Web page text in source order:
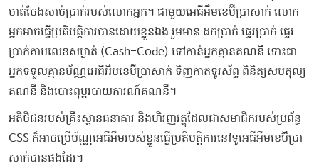
ចាត់ចែង​សាច់ប្រាក់​របស់​លោកអ្នក​។​ ​ជាមួយ​អេ​ធី​អឹ​ម​ខេ​ប៊ី​ប្រា​សាក់​ ​លោក
អ្នក​អាច​ធ្វើ​ប្រតិបត្តិការ​បាន​ដោយខ្លួនឯង​ ​រួម​មាន​ ​ដកប្រាក់​ ​ផ្ទេរ​ប្រាក់​ ​ផ្ទេរ​
ប្រាក់​តាម​លេខ​សម្ងាត់​ (​Cash​-​Code​) ​ទៅកាន់​អ្នក​គ្មាន​គណនី​ ​ទោះ​ជា​
អ្នកទទួល​គ្មាន​ប័ណ្ណ​អេ​ធី​អឹ​ម​ខេ​ប៊ី​ប្រា​សាក់​ ​ទិញ​កាត​ទូរស័ព្ទ​ ​ពិនិត្យ​សមតុល្យ​
គណនី​ ​និង​បោះពុម្ព​របាយការណ៍​គណនី​។​
អតិថិជន​របស់​គ្រឹះស្ថាន​ធនាគារ​ ​និង​ហិរញ្ញវត្ថុ​ដែល​ជា​សមាជិក​របស់​ប្រព័ន្ធ​
CSS ​ក៏​អាច​ប្រើ​ប័ណ្ណ​អេ​ធី​អឹ​ម​របស់​ខ្លួន​ធ្វើ​ប្រតិបត្តិការ​នៅ​ទូ​អេ​ធី​អឹ​ម​ខេ​ប៊ី​ប្រា​
សាក់​បាន​ផង​ដែរ​។